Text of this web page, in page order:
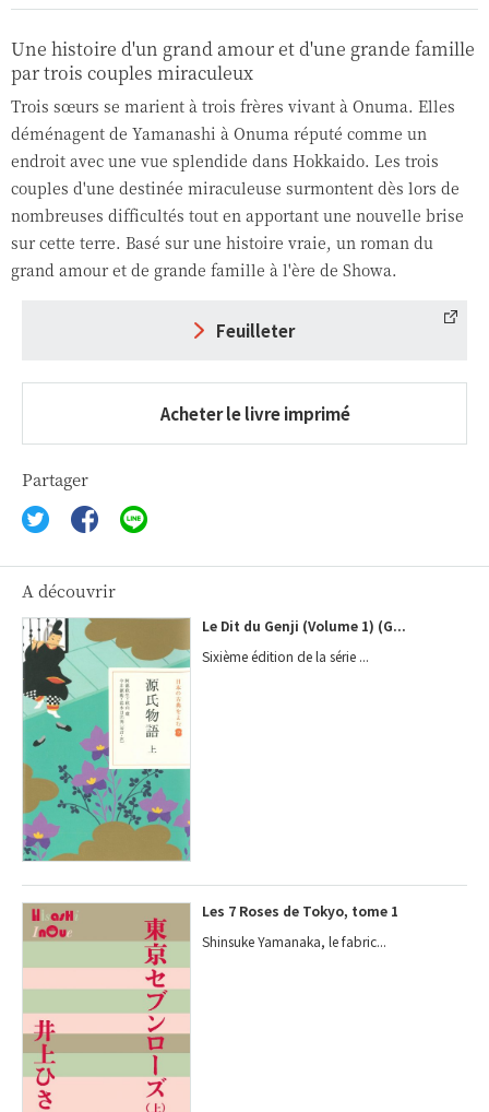
Une histoire d'un grand amour et d'une grande famille
par trois couples miraculeux
Trois sœurs se marient à trois frères vivant à Onuma. Elles
déménagent de Yamanashi à Onuma réputé comme un
endroit avec une vue splendide dans Hokkaido. Les trois
couples d'une destinée miraculeuse surmontent dès lors de
nombreuses difficultés tout en apportant une nouvelle brise
sur cette terre. Basé sur une histoire vraie, un roman du
grand amour et de grande famille à l'ère de Showa.
Feuilleter
Acheter le livre imprimé
Partager
A découvrir
Le Dit du Genji (Volume 1) (G...
Sixième édition de la série ...
Les 7 Roses de Tokyo, tome 1
Shinsuke Yamanaka, le fabric...